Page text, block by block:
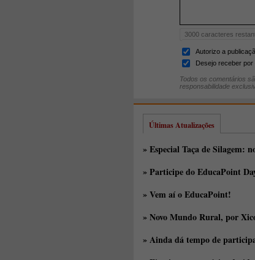
3000 caracteres
Autorizo a
Desejo receber
Todos os comentários
responsabilidade
Últimas Atualizações
» Especial Taça de Silagem:
» Participe do EducaPoint
» Vem aí o EducaPoint!
» Novo Mundo Rural, por
» Ainda dá tempo de